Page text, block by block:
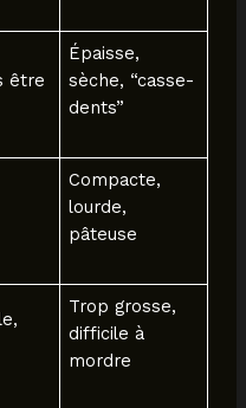
être
Épaisse,
sèche, “casse-
dents”
Compacte,
lourde,
pâteuse
Trop grosse,
difficile à
mordre